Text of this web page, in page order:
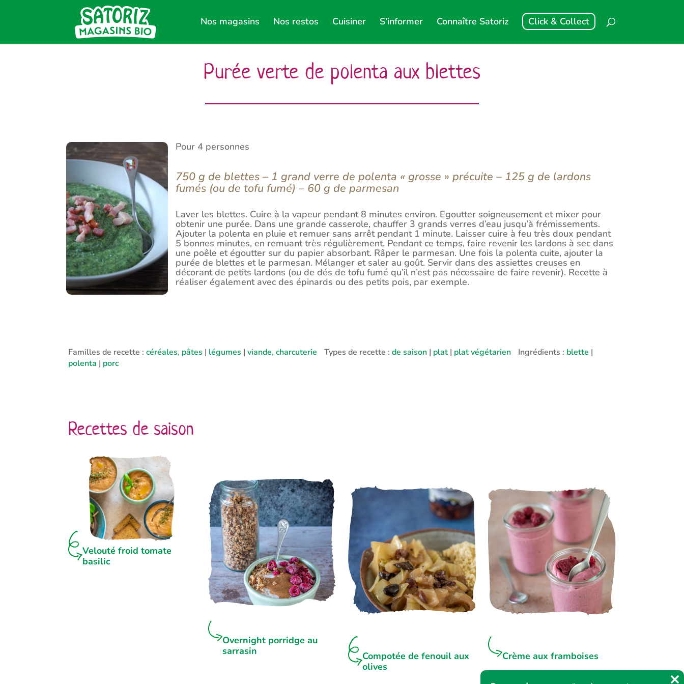
Nos magasins Nos restos Cuisiner S’informer Connaître Satoriz Click & Collect
Purée verte de polenta aux blettes
Pour 4 personnes
750 g de blettes – 1 grand verre de polenta « grosse » précuite – 125 g de lardons
fumés (ou de tofu fumé) – 60 g de parmesan
Laver les blettes. Cuire à la vapeur pendant 8 minutes environ. Egoutter soigneusement et mixer pour
obtenir une purée. Dans une grande casserole, chauffer 3 grands verres d’eau jusqu’à frémissements.
Ajouter la polenta en pluie et remuer sans arrêt pendant 1 minute. Laisser cuire à feu très doux pendant
5 bonnes minutes, en remuant très régulièrement. Pendant ce temps, faire revenir les lardons à sec dans
une poêle et égoutter sur du papier absorbant. Râper le parmesan. Une fois la polenta cuite, ajouter la
purée de blettes et le parmesan. Mélanger et saler au goût. Servir dans des assiettes creuses en
décorant de petits lardons (ou de dés de tofu fumé qu’il n’est pas nécessaire de faire revenir). Recette à
réaliser également avec des épinards ou des petits pois, par exemple.
Familles de recette :céréales, pâtes | légumes |viande, charcuterie Types de recette :de saison | plat | plat végétarien Ingrédients : blette |
polenta | porc
Recettes de saison
Velouté froid tomate
basilic
Overnight porridge au
sarrasin
Compotée de fenouil aux
olives
Crème aux framboises